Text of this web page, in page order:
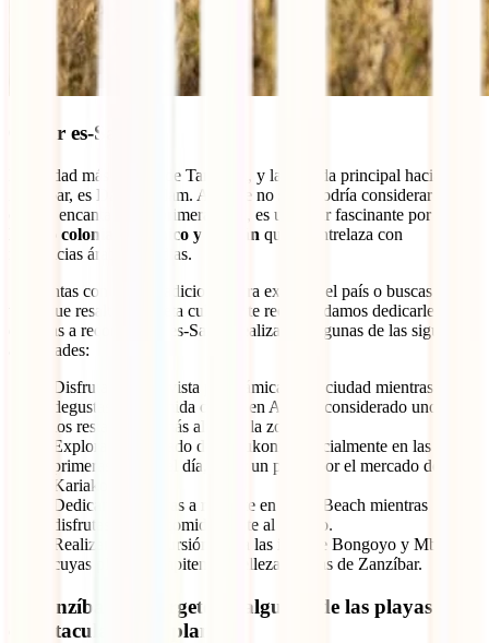
6. Dar es-Salam
La ciudad más grande de Tanzania, y la entrada principal hacia
Zanzíbar, es Dar es-Salam. Aunque no se le podría considerar una
ciudad encantadora a primera vista, es un lugar fascinante por su
legado colonial británico y alemán que se entrelaza con
influencias árabes e indias.
Si cuentas con tiempo adicional para explorar el país o buscas un
viaje que resalte su faceta cultural, te recomendamos dedicarle uno o
dos días a recorrer Dar es-Salam realizando algunas de las siguientes
actividades:
Disfrutar de una vista panorámica de la ciudad mientras
degustas una comida o cena en Akemi, considerado uno de
los restaurantes más altos de la zona.
Explorar el mercado de Kivukoni, especialmente en las
primeras horas del día, o dar un paseo por el mercado de
Kariakoo.
Dedicar unas horas a relajarte en Coco Beach mientras
disfrutas de una comida frente al océano.
Realizar una excursión hacia las islas de Bongoyo y Mbudya,
cuyas playas compiten en belleza con las de Zanzíbar.
7. Zanzíbar, sumérgete en algunas de las playas más
espectaculares del planeta